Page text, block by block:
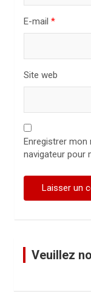
E-mail *
Site web
Enregistrer
navigateur pour
Veuillez